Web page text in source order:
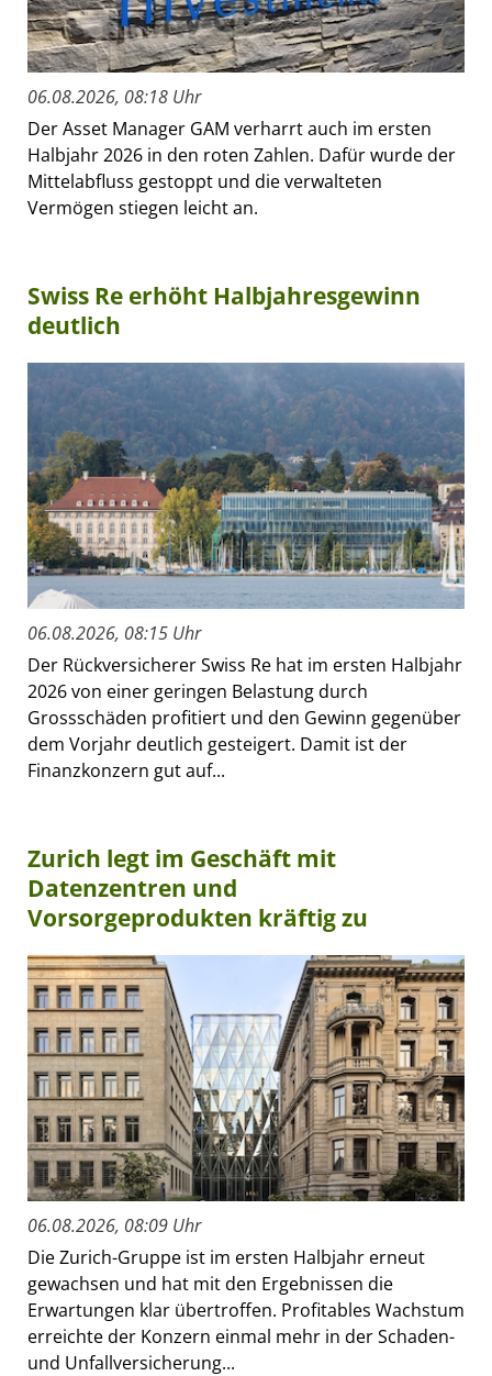
06.08.2026, 08:18 Uhr
Der Asset Manager GAM verharrt auch im ersten
Halbjahr 2026 in den roten Zahlen. Dafür wurde der
Mittelabfluss gestoppt und die verwalteten
Vermögen stiegen leicht an.
Swiss Re erhöht Halbjahresgewinn
deutlich
06.08.2026, 08:15 Uhr
Der Rückversicherer Swiss Re hat im ersten Halbjahr
2026 von einer geringen Belastung durch
Grossschäden profitiert und den Gewinn gegenüber
dem Vorjahr deutlich gesteigert. Damit ist der
Finanzkonzern gut auf...
Zurich legt im Geschäft mit
Datenzentren und
Vorsorgeprodukten kräftig zu
06.08.2026, 08:09 Uhr
Die Zurich-Gruppe ist im ersten Halbjahr erneut
gewachsen und hat mit den Ergebnissen die
Erwartungen klar übertroffen. Profitables Wachstum
erreichte der Konzern einmal mehr in der Schaden-
und Unfallversicherung...